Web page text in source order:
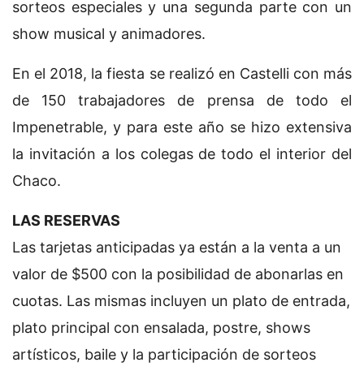
sorteos especiales y una segunda parte con un
show musical y animadores.
En el 2018, la fiesta se realizó en Castelli con más
de 150 trabajadores de prensa de todo el
Impenetrable, y para este año se hizo extensiva
la invitación a los colegas de todo el interior del
Chaco.
LAS RESERVAS
Las tarjetas anticipadas ya están a la venta a un
valor de $500 con la posibilidad de abonarlas en
cuotas. Las mismas incluyen un plato de entrada,
plato principal con ensalada, postre, shows
artísticos, baile y la participación de sorteos